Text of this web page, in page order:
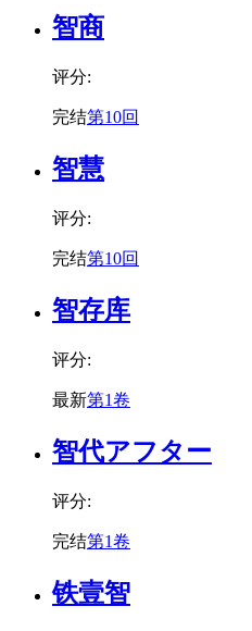
智商
评分:
完结第10回
智慧
评分:
完结第10回
智存库
评分:
最新第1卷
智代アフター
评分:
完结第1卷
铁壹智